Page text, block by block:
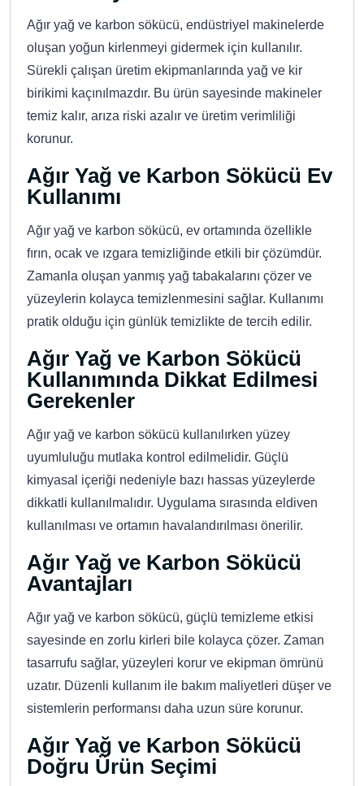
Ağır yağ ve karbon sökücü, endüstriyel makinelerde
oluşan yoğun kirlenmeyi gidermek için kullanılır.
Sürekli çalışan üretim ekipmanlarında yağ ve kir
birikimi kaçınılmazdır. Bu ürün sayesinde makineler
temiz kalır, arıza riski azalır ve üretim verimliliği
korunur.
Ağır Yağ ve Karbon Sökücü Ev
Kullanımı
Ağır yağ ve karbon sökücü, ev ortamında özellikle
fırın, ocak ve ızgara temizliğinde etkili bir çözümdür.
Zamanla oluşan yanmış yağ tabakalarını çözer ve
yüzeylerin kolayca temizlenmesini sağlar. Kullanımı
pratik olduğu için günlük temizlikte de tercih edilir.
Ağır Yağ ve Karbon Sökücü
Kullanımında Dikkat Edilmesi
Gerekenler
Ağır yağ ve karbon sökücü kullanılırken yüzey
uyumluluğu mutlaka kontrol edilmelidir. Güçlü
kimyasal içeriği nedeniyle bazı hassas yüzeylerde
dikkatli kullanılmalıdır. Uygulama sırasında eldiven
kullanılması ve ortamın havalandırılması önerilir.
Ağır Yağ ve Karbon Sökücü
Avantajları
Ağır yağ ve karbon sökücü, güçlü temizleme etkisi
sayesinde en zorlu kirleri bile kolayca çözer. Zaman
tasarrufu sağlar, yüzeyleri korur ve ekipman ömrünü
uzatır. Düzenli kullanım ile bakım maliyetleri düşer ve
sistemlerin performansı daha uzun süre korunur.
Ağır Yağ ve Karbon Sökücü
Doğru Ürün Seçimi